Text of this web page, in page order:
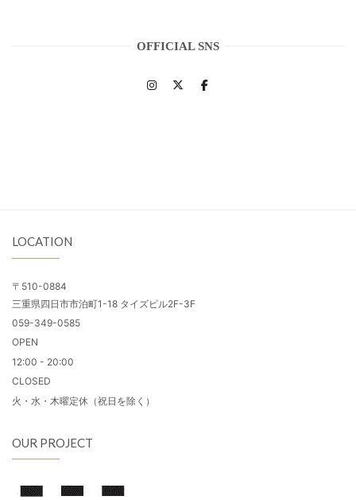
OFFICIAL SNS
LOCATION
〒510-0884
三重県四日市市泊町1-18 タイズビル2F-3F
059-349-0585
OPEN
12:00 - 20:00
CLOSED
火・水・木曜定休（祝日を除く）
OUR PROJECT